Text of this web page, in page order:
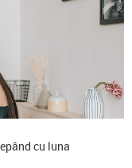
cu luna